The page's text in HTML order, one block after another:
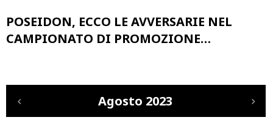
POSEIDON, ECCO LE AVVERSARIE NEL
CAMPIONATO DI PROMOZIONE…
Agosto 2023